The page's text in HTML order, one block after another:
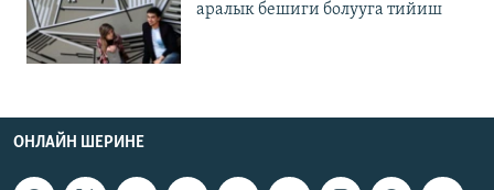
аралык бешиги болууга тийиш
ОНЛАЙН ШЕРИНЕ